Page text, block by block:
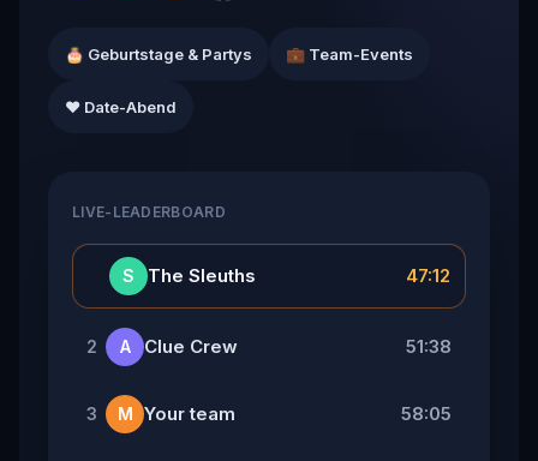
🎂 Geburtstage & Partys 💼 Team-Events
❤️ Date-Abend
LIVE-LEADERBOARD
S The Sleuths 47:12
2 A Clue Crew 51:38
3 M Your team 58:05